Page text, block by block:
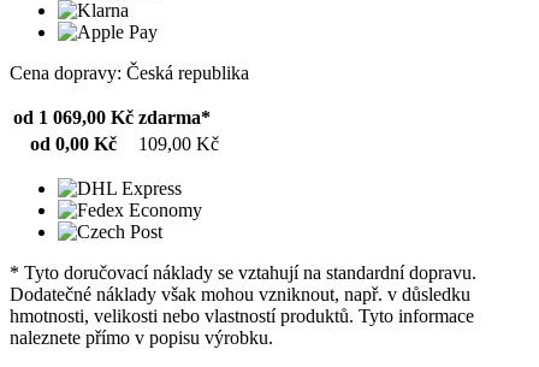
Cena dopravy: Česká republika
od 1 069,00 Kč zdarma*
od 0,00 Kč
109,00 Kč
* Tyto doručovací náklady se vztahují na standardní dopravu.
Dodatečné náklady však mohou vzniknout, např. v důsledku
hmotnosti, velikosti nebo vlastností produktů. Tyto informace
naleznete přímo v popisu výrobku.